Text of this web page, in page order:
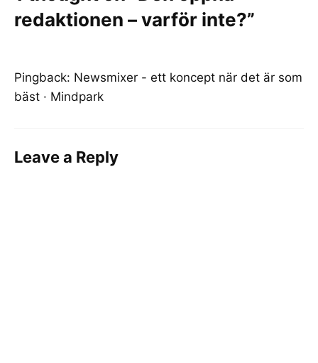
redaktionen – varför inte?”
Pingback: Newsmixer - ett koncept när det är som
bäst · Mindpark
Leave a Reply